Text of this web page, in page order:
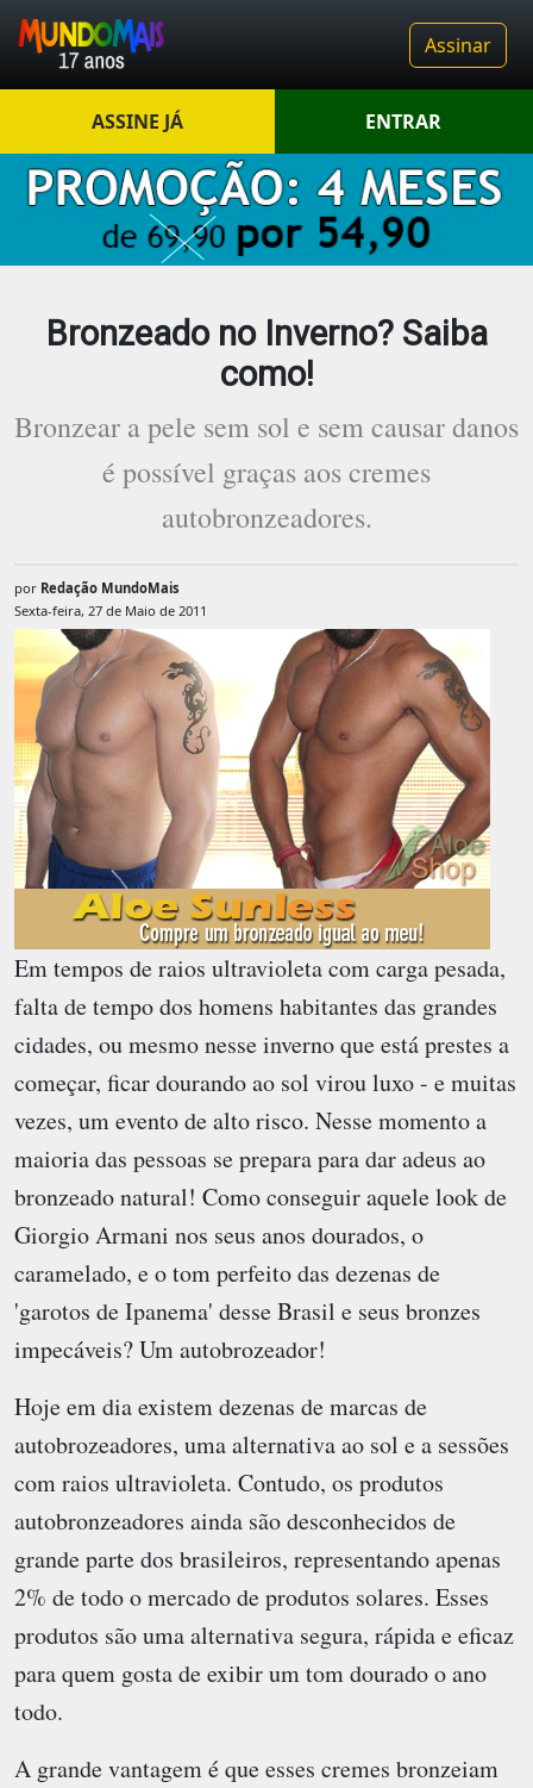
Assinar
ASSINE JÁ ENTRAR
Bronzeado no Inverno? Saiba
como!
Bronzear a pele sem sol e sem causar danos
é possível graças aos cremes
autobronzeadores.
por Redação MundoMais
Sexta-feira, 27 de Maio de 2011
Em tempos de raios ultravioleta com carga pesada,
falta de tempo dos homens habitantes das grandes
cidades, ou mesmo nesse inverno que está prestes a
começar, ficar dourando ao sol virou luxo - e muitas
vezes, um evento de alto risco. Nesse momento a
maioria das pessoas se prepara para dar adeus ao
bronzeado natural! Como conseguir aquele look de
Giorgio Armani nos seus anos dourados, o
caramelado, e o tom perfeito das dezenas de
'garotos de Ipanema' desse Brasil e seus bronzes
impecáveis? Um autobrozeador!
Hoje em dia existem dezenas de marcas de
autobrozeadores, uma alternativa ao sol e a sessões
com raios ultravioleta. Contudo, os produtos
autobronzeadores ainda são desconhecidos de
grande parte dos brasileiros, representando apenas
2% de todo o mercado de produtos solares. Esses
produtos são uma alternativa segura, rápida e eficaz
para quem gosta de exibir um tom dourado o ano
todo.
A grande vantagem é que esses cremes bronzeiam